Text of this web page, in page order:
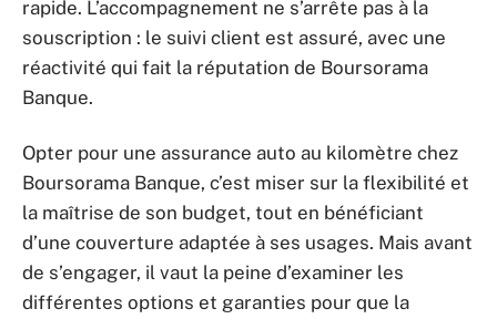
rapide. L’accompagnement ne s’arrête pas à la
souscription : le suivi client est assuré, avec une
réactivité qui fait la réputation de Boursorama
Banque.
Opter pour une assurance auto au kilomètre chez
Boursorama Banque, c’est miser sur la flexibilité et
la maîtrise de son budget, tout en bénéficiant
d’une couverture adaptée à ses usages. Mais avant
de s’engager, il vaut la peine d’examiner les
différentes options et garanties pour que la